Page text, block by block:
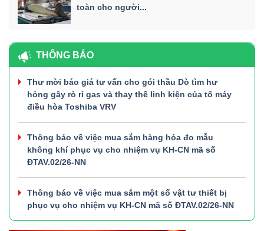
toàn cho người...
THÔNG BÁO
Thư mời báo giá tư vấn cho gói thầu Dò tìm hư
hỏng gây rò rỉ gas và thay thế linh kiện của tổ máy
điều hòa Toshiba VRV
Thông báo về việc mua sắm hàng hóa đo mẫu
không khí phục vụ cho nhiệm vụ KH-CN mã số
ĐTAV.02/26-NN
Thông báo về việc mua sắm một số vật tư thiết bị
phục vụ cho nhiệm vụ KH-CN mã số ĐTAV.02/26-NN